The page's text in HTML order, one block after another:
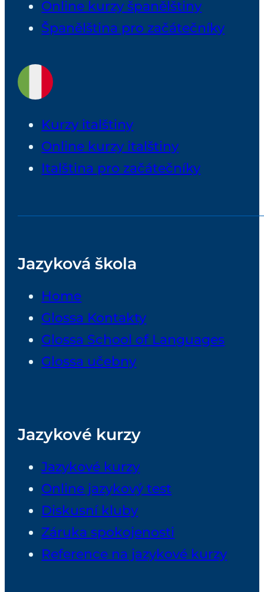
Online kurzy španělštiny
Španělština pro začátečníky
Kurzy italštiny
Online kurzy italštiny
Italština pro začátečníky
Jazyková škola
Home
Glossa Kontakty
Glossa School of Languages
Glossa učebny
Jazykové kurzy
Jazykové kurzy
Online jazykový test
Diskusní kluby
Záruka spokojenosti
Reference na jazykové kurzy